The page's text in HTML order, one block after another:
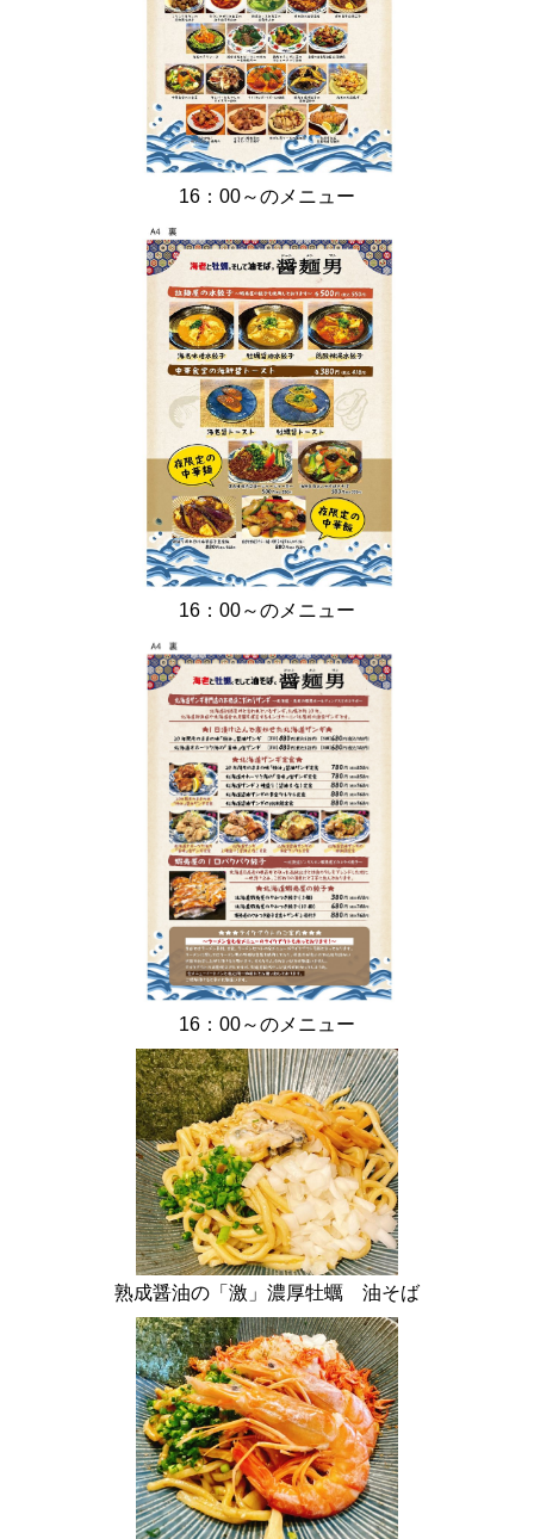
16：00～のメニュー
16：00～のメニュー
16：00～のメニュー
熟成醤油の「激」濃厚牡蠣 油そば